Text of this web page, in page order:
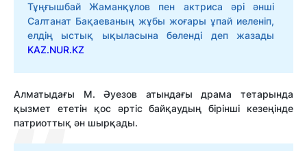
Тұңғышбай Жаманқұлов пен актриса әрі әнші
Салтанат Бақаеваның жұбы жоғары ұпай иеленіп,
елдің ыстық ықыласына бөленді деп жазады
KAZ.NUR.KZ
Алматыдағы М. Әуезов атындағы драма тетарында
қызмет ететін қос әртіс байқаудың бірінші кезеңінде
патриоттық ән шырқады.